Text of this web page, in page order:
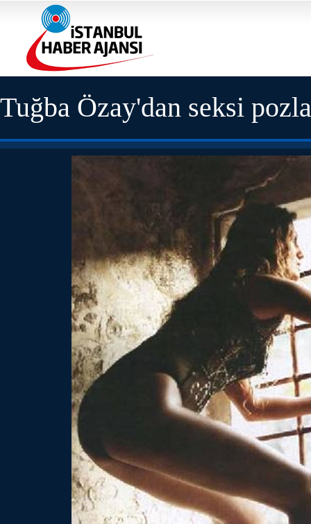
Tuğba Özay'dan seksi